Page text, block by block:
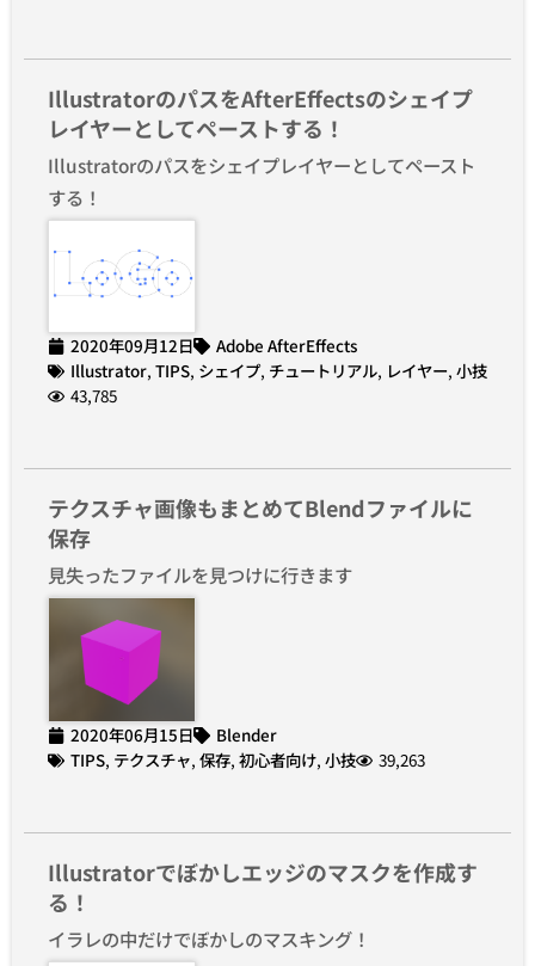
IllustratorのパスをAfterEffectsのシェイプ
レイヤーとしてペーストする！
Illustratorのパスをシェイプレイヤーとしてペースト
する！
2020年09月12日
Adobe AfterEffects
Illustrator, TIPS, シェイプ, チュートリアル, レイヤー, 小技
43,785
テクスチャ画像もまとめてBlendファイルに
保存
見失ったファイルを見つけに行きます
2020年06月15日
Blender
TIPS, テクスチャ, 保存, 初心者向け, 小技 39,263
Illustratorでぼかしエッジのマスクを作成す
る！
イラレの中だけでぼかしのマスキング！